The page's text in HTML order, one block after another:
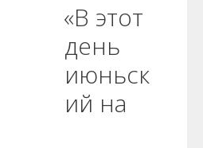
«В этот
день
июньск
ий на